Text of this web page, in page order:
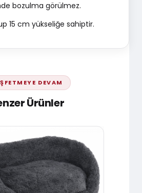
bozulma görülmez.
15 cm yükseliğe sahiptir.
DEVAM
Ürünler